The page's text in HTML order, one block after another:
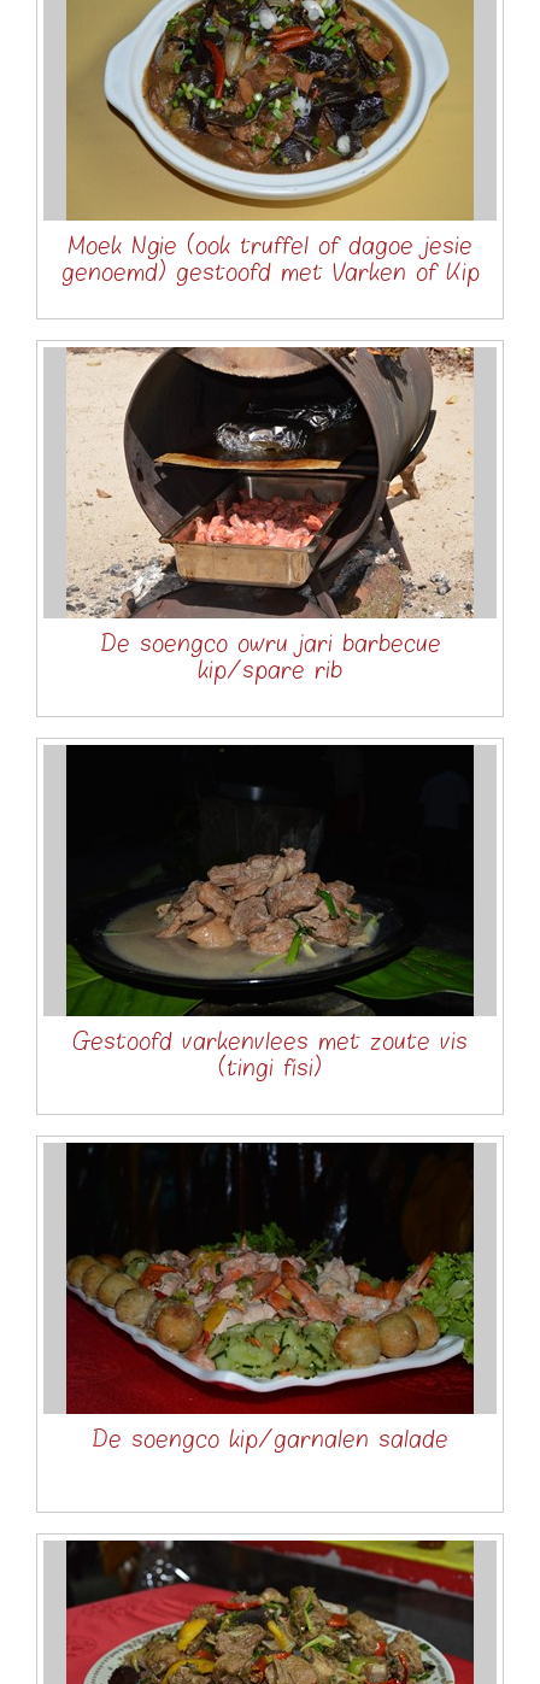
Moek Ngie (ook truffel of dagoe jesie
genoemd) gestoofd met Varken of Kip
De soengco owru jari barbecue
kip/spare rib
Gestoofd varkenvlees met zoute vis
(tingi fisi)
De soengco kip/garnalen salade